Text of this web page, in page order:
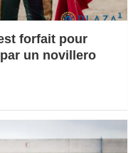
forfait pour
un novillero